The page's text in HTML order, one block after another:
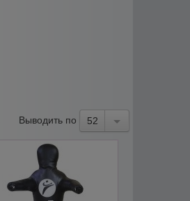
Выводить по 52